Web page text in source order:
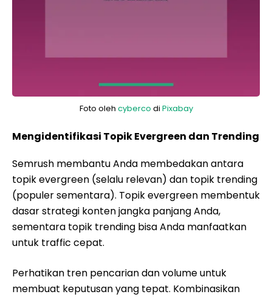
Foto oleh cyberco di Pixabay
Mengidentifikasi Topik Evergreen dan Trending
Semrush membantu Anda membedakan antara
topik evergreen (selalu relevan) dan topik trending
(populer sementara). Topik evergreen membentuk
dasar strategi konten jangka panjang Anda,
sementara topik trending bisa Anda manfaatkan
untuk traffic cepat.
Perhatikan tren pencarian dan volume untuk
membuat keputusan yang tepat. Kombinasikan